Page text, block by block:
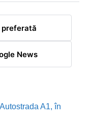
preferată
News
A1, în